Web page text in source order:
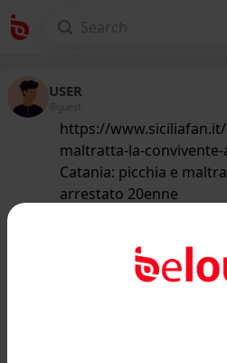
USER
@guest
https://
maltratta-la-
Catania: picchia e
arrestato 20enne
Giovane siciliano
la vita alla sua